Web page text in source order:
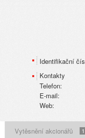
Identifikační
Kontakty
Telefon:
E-mail:
Web:
Vytěsnění akcionářů 1